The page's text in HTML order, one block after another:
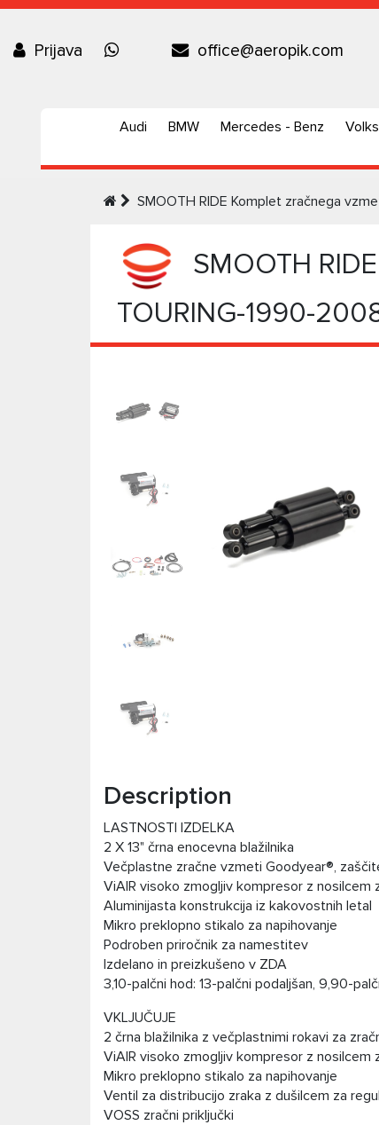
Prijava office@aeropik.com
Audi BMW Mercedes - Benz
SMOOTH RIDE Komplet zračnega
SMOOTH
TOURING-1990-
Description
LASTNOSTI IZDELKA
2 X 13" črna enocevna blažilnika
Večplastne zračne vzmeti Goodyear®,
ViAIR visoko zmogljiv kompresor z nosilcem
Aluminijasta konstrukcija iz kakovostnih letal
Mikro preklopno stikalo za napihovanje
Podroben priročnik za namestitev
Izdelano in preizkušeno v ZDA
3,10-palčni hod: 13-palčni podaljšan, 9,90-
VKLJUČUJE
2 črna blažilnika z večplastnimi rokavi za
ViAIR visoko zmogljiv kompresor z nosilcem
Mikro preklopno stikalo za napihovanje
Ventil za distribucijo zraka z dušilcem za
VOSS zračni priključki